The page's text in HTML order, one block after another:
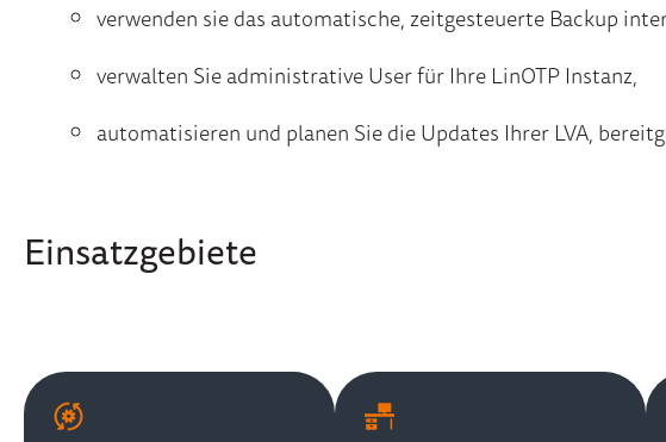
verwenden sie das automatische, zeitgesteuerte Backup
verwalten Sie administrative User für Ihre LinOTP Instanz,
automatisieren und planen Sie die Updates Ihrer LVA,
Einsatzgebiete